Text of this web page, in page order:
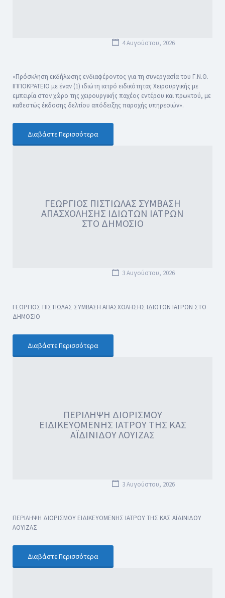
4 Αυγούστου, 2026
«Πρόσκληση εκδήλωσης ενδιαφέροντος για τη συνεργασία του Γ.Ν.Θ.
ΙΠΠΟΚΡΑΤΕΙΟ με έναν (1) ιδιώτη ιατρό ειδικότητας Χειρουργικής με
εμπειρία στον χώρο της χειρουργικής παχέος εντέρου και πρωκτού, με
καθεστώς έκδοσης δελτίου απόδειξης παροχής υπηρεσιών».
Διαβάστε Περισσότερα
ΓΕΩΡΓΙΟΣ ΠΙΣΤΙΩΛΑΣ ΣΥΜΒΑΣΗ
ΑΠΑΣΧΟΛΗΣΗΣ ΙΔΙΩΤΩΝ ΙΑΤΡΩΝ
ΣΤΟ ΔΗΜΟΣΙΟ
3 Αυγούστου, 2026
ΓΕΩΡΓΙΟΣ ΠΙΣΤΙΩΛΑΣ ΣΥΜΒΑΣΗ ΑΠΑΣΧΟΛΗΣΗΣ ΙΔΙΩΤΩΝ ΙΑΤΡΩΝ ΣΤΟ
ΔΗΜΟΣΙΟ
Διαβάστε Περισσότερα
ΠΕΡΙΛΗΨΗ ΔΙΟΡΙΣΜΟΥ
ΕΙΔΙΚΕΥΟΜΕΝΗΣ ΙΑΤΡΟΥ ΤΗΣ ΚΑΣ
ΑΪΔΙΝΙΔΟΥ ΛΟΥΙΖΑΣ
3 Αυγούστου, 2026
ΠΕΡΙΛΗΨΗ ΔΙΟΡΙΣΜΟΥ ΕΙΔΙΚΕΥΟΜΕΝΗΣ ΙΑΤΡΟΥ ΤΗΣ ΚΑΣ ΑΪΔΙΝΙΔΟΥ
ΛΟΥΙΖΑΣ
Διαβάστε Περισσότερα